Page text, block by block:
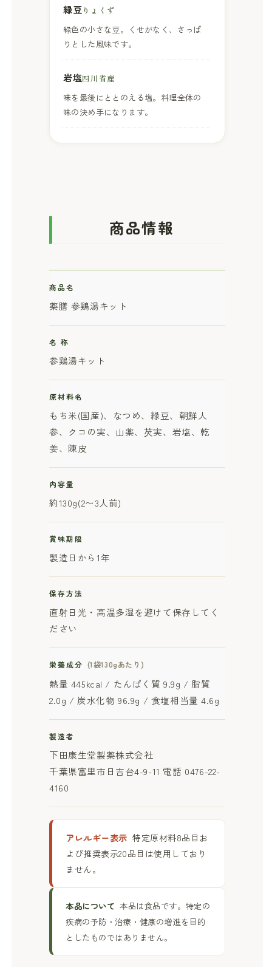
緑豆 りょくず
緑色の小さな豆。くせがなく、さっぱ
りとした風味です。
岩塩四川省産
味を最後にととのえる塩。料理全体の
味の決め手になります。
商品情報
商品名
薬膳 参鶏湯キット
名 称
参鶏湯キット
原材料名
もち米(国産)、なつめ、緑豆、朝鮮人
参、クコの実、山薬、芡実、岩塩、乾
姜、陳皮
内容量
約130g(2〜3人前)
賞味期限
製造日から1年
保存方法
直射日光・高温多湿を避けて保存してく
ださい
栄養成分 (1袋130gあたり)
熱量 445kcal / たんぱく質 9.9g / 脂質
2.0g / 炭水化物 96.9g / 食塩相当量 4.6g
製造者
下田康生堂製薬株式会社
千葉県富里市日吉台4-9-11 電話 0476-22-
4160
アレルギー表示 特定原材料8品目お
よび推奨表示20品目は使用しており
ません。
本品について 本品は食品です。特定の
疾病の予防・治療・健康の増進を目的
としたものではありません。